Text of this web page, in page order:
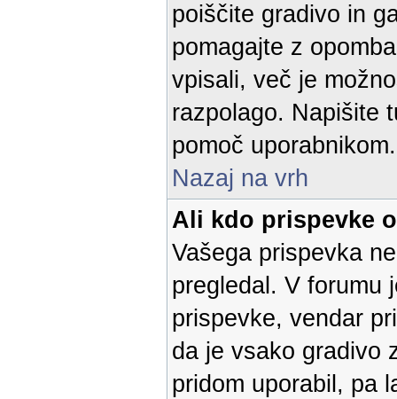
poiščite gradivo in
pomagajte z
vpisali, več je
razpolago. Napišite
pomoč uporabnikom.
Nazaj na vrh
Ali kdo prispevke
Vašega prispevka
pregledal. V forumu
prispevke, vendar
da je vsako gradivo
pridom uporabil, pa